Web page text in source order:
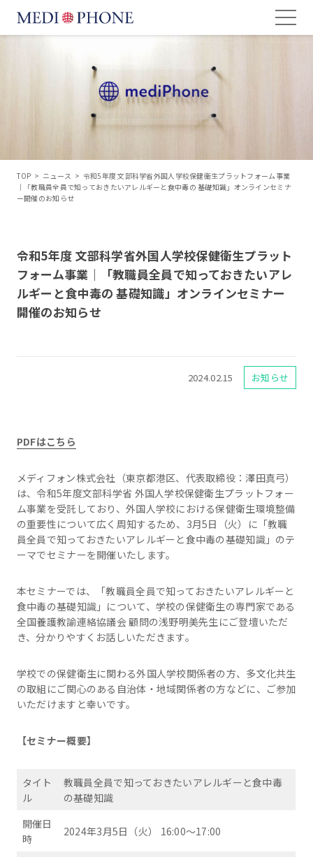
TOP > ニュース > 令和5年度 文部科学省外国人学校保健衛生プラットフォーム事業
｜「教職員全員で知っておきたいアレルギーと食中毒の 基礎知識」オンラインセミナ
ー開催のお知らせ
令和5年度 文部科学省外国人学校保健衛生プラット
フォーム事業｜「教職員全員で知っておきたいアレ
ルギーと食中毒の 基礎知識」オンラインセミナー
開催のお知らせ
2024.02.15 お知らせ
PDFはこちら
メディフォン株式会社（東京都港区、代表取締役：澤田真弓）
は、令和5年度文部科学省 外国人学校保健衛生プラットフォー
ム事業を受託しており、外国人学校における保健衛生環境整備
の重要性について広く周知するため、3月5日（火）に「教職
員全員で知っておきたいアレルギーと食中毒の基礎知識」のテ
ーマでセミナーを開催いたします。
本セミナーでは、「教職員全員で知っておきたいアレルギーと
食中毒の基礎知識」について、学校の保健衛生の専門家である
全国養護教諭連絡協議会 顧問の浅野明美先生にご登壇いただ
き、分かりやすくお話しいただきます。
学校での保健衛生に関わる外国人学校関係者の方、多文化共生
の取組にご関心のある自治体・地域関係者の方などに、ご参加
いただけますと幸いです。
【セミナー概要】
タイト
ル
教職員全員で知っておきたいアレルギーと食中毒
の基礎知識
開催日
時
2024年3月5日（火） 16:00～17:00